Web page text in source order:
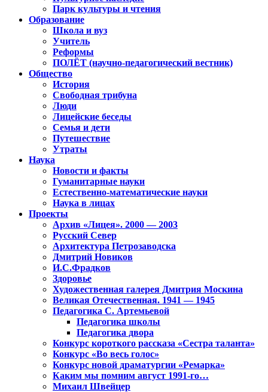
Парк культуры и чтения
Образование
Школа и вуз
Учитель
Реформы
ПОЛЁТ (научно-педагогический вестник)
Общество
История
Свободная трибуна
Люди
Лицейские беседы
Семья и дети
Путешествие
Утраты
Наука
Новости и факты
Гуманитарные науки
Естественно-математические науки
Наука в лицах
Проекты
Архив «Лицея». 2000 — 2003
Русский Север
Архитектура Петрозаводска
Дмитрий Новиков
И.С.Фрадков
Здоровье
Художественная галерея Дмитрия Москина
Великая Отечественная. 1941 — 1945
Педагогика С. Артемьевой
Педагогика школы
Педагогика двора
Конкурс короткого рассказа «Сестра таланта»
Конкурс «Во весь голос»
Конкурс новой драматургии «Ремарка»
Каким мы помним август 1991-го…
Михаил Швейцер